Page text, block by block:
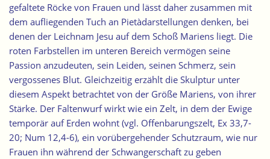
gefaltete Röcke von Frauen und lässt daher zusammen mit
dem aufliegenden Tuch an Pietàdarstellungen denken, bei
denen der Leichnam Jesu auf dem Schoß Mariens liegt. Die
roten Farbstellen im unteren Bereich vermögen seine
Passion anzudeuten, sein Leiden, seinen Schmerz, sein
vergossenes Blut. Gleichzeitig erzählt die Skulptur unter
diesem Aspekt betrachtet von der Größe Mariens, von ihrer
Stärke. Der Faltenwurf wirkt wie ein Zelt, in dem der Ewige
temporär auf Erden wohnt (vgl. Offenbarungszelt, Ex 33,7-
20; Num 12,4-6), ein vorübergehender Schutzraum, wie nur
Frauen ihn während der Schwangerschaft zu geben